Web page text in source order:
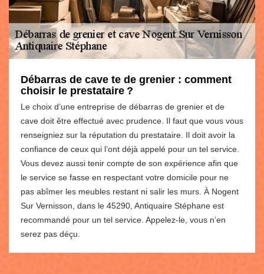
Débarras de cave te de grenier : comment
choisir le prestataire ?
Le choix d’une entreprise de débarras de grenier et de
cave doit être effectué avec prudence. Il faut que vous vous
renseigniez sur la réputation du prestataire. Il doit avoir la
confiance de ceux qui l’ont déjà appelé pour un tel service.
Vous devez aussi tenir compte de son expérience afin que
le service se fasse en respectant votre domicile pour ne
pas abîmer les meubles restant ni salir les murs. À Nogent
Sur Vernisson, dans le 45290, Antiquaire Stéphane est
recommandé pour un tel service. Appelez-le, vous n’en
serez pas déçu.